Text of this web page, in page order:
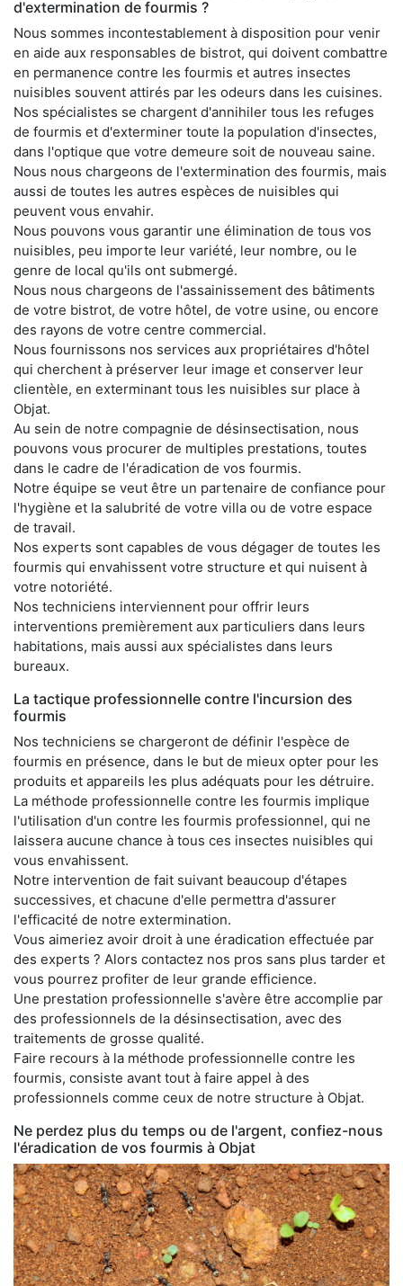
d'extermination de fourmis ?
Nous sommes incontestablement à disposition pour venir
en aide aux responsables de bistrot, qui doivent combattre
en permanence contre les fourmis et autres insectes
nuisibles souvent attirés par les odeurs dans les cuisines.
Nos spécialistes se chargent d'annihiler tous les refuges
de fourmis et d'exterminer toute la population d'insectes,
dans l'optique que votre demeure soit de nouveau saine.
Nous nous chargeons de l'extermination des fourmis, mais
aussi de toutes les autres espèces de nuisibles qui
peuvent vous envahir.
Nous pouvons vous garantir une élimination de tous vos
nuisibles, peu importe leur variété, leur nombre, ou le
genre de local qu'ils ont submergé.
Nous nous chargeons de l'assainissement des bâtiments
de votre bistrot, de votre hôtel, de votre usine, ou encore
des rayons de votre centre commercial.
Nous fournissons nos services aux propriétaires d'hôtel
qui cherchent à préserver leur image et conserver leur
clientèle, en exterminant tous les nuisibles sur place à
Objat.
Au sein de notre compagnie de désinsectisation, nous
pouvons vous procurer de multiples prestations, toutes
dans le cadre de l'éradication de vos fourmis.
Notre équipe se veut être un partenaire de confiance pour
l'hygiène et la salubrité de votre villa ou de votre espace
de travail.
Nos experts sont capables de vous dégager de toutes les
fourmis qui envahissent votre structure et qui nuisent à
votre notoriété.
Nos techniciens interviennent pour offrir leurs
interventions premièrement aux particuliers dans leurs
habitations, mais aussi aux spécialistes dans leurs
bureaux.
La tactique professionnelle contre l'incursion des
fourmis
Nos techniciens se chargeront de définir l'espèce de
fourmis en présence, dans le but de mieux opter pour les
produits et appareils les plus adéquats pour les détruire.
La méthode professionnelle contre les fourmis implique
l'utilisation d'un contre les fourmis professionnel, qui ne
laissera aucune chance à tous ces insectes nuisibles qui
vous envahissent.
Notre intervention de fait suivant beaucoup d'étapes
successives, et chacune d'elle permettra d'assurer
l'efficacité de notre extermination.
Vous aimeriez avoir droit à une éradication effectuée par
des experts ? Alors contactez nos pros sans plus tarder et
vous pourrez profiter de leur grande efficience.
Une prestation professionnelle s'avère être accomplie par
des professionnels de la désinsectisation, avec des
traitements de grosse qualité.
Faire recours à la méthode professionnelle contre les
fourmis, consiste avant tout à faire appel à des
professionnels comme ceux de notre structure à Objat.
Ne perdez plus du temps ou de l'argent, confiez-nous
l'éradication de vos fourmis à Objat